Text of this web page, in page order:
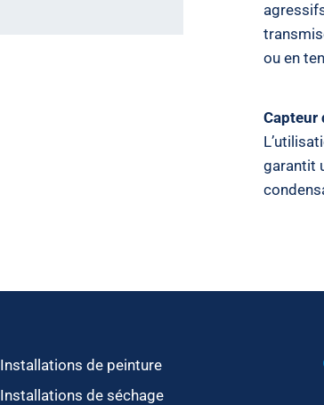
ou en
Capteur
garantit
Installations de peinture
Installations de séchage